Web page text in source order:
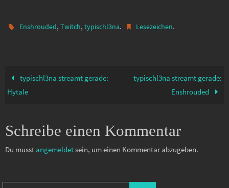
Enshrouded,Twitch,typischl3na. Lesezeichen.
typischl3na streamt gerade:
Hytale
typischl3na streamt gerade:
Enshrouded
Schreibe einen Kommentar
Du musst angemeldetsein, um einen Kommentar abzugeben.